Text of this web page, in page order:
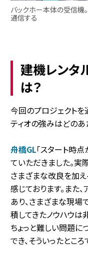
バックホー本体の受信機
通信する
建機レンタ
は？
今回のプロジェクトを
ティオの強みはどのあ
舟橋GL「スタート時
ていただきました。実
さまざまな改良を加
感じております。また
あり、さまざまな現場
積してきたノウハウは
ちょっと難しい問題に
でき、そういったとこ